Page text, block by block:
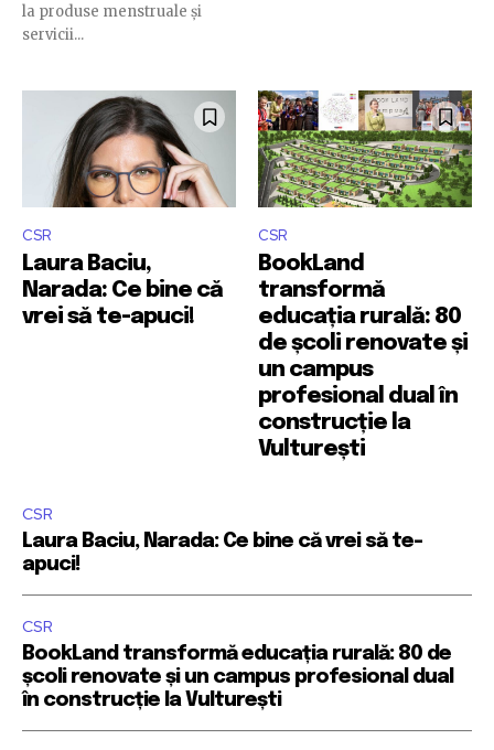
la produse menstruale și
servicii...
CSR
Laura Baciu,
Narada: Ce bine că
vrei să te-apuci!
CSR
BookLand
transformă
educația rurală: 80
de școli renovate și
un campus
profesional dual în
construcție la
Vulturești
CSR
Laura Baciu, Narada: Ce bine că vrei să te-
apuci!
CSR
BookLand transformă educația rurală: 80 de
școli renovate și un campus profesional dual
în construcție la Vulturești